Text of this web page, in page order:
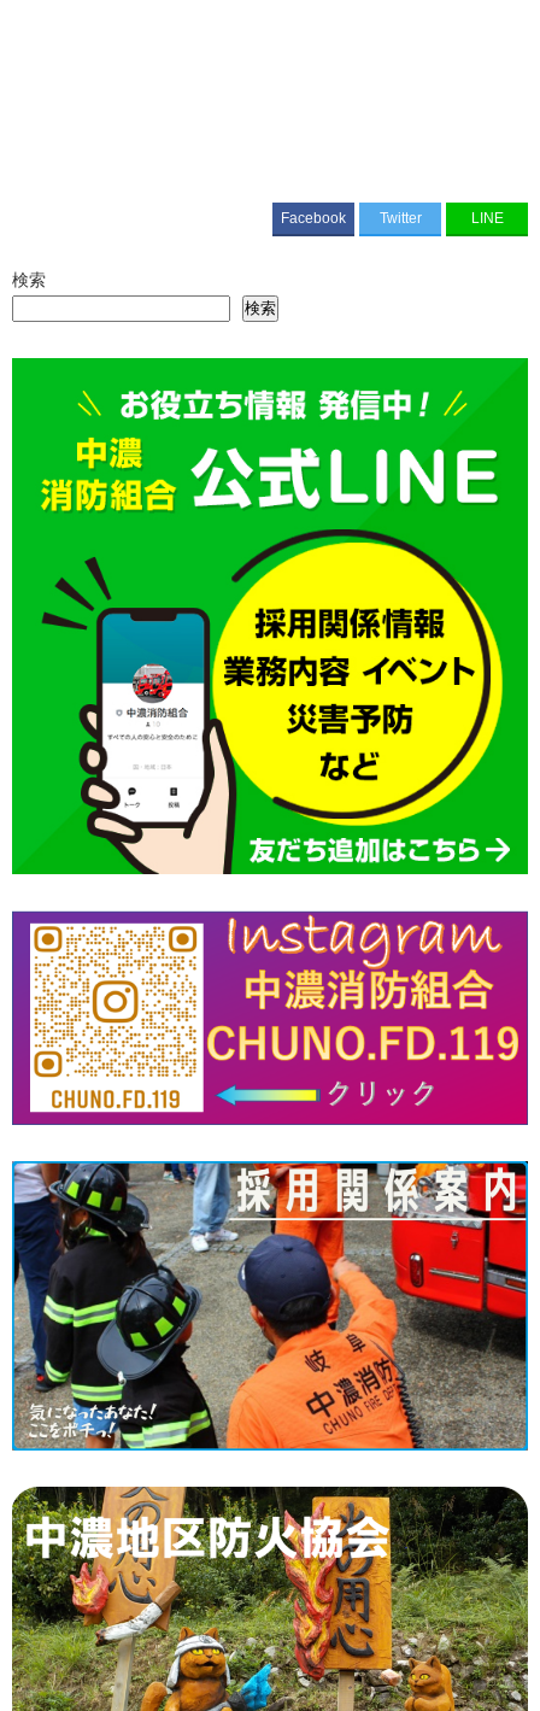
Facebook Twitter LINE
検索
検索